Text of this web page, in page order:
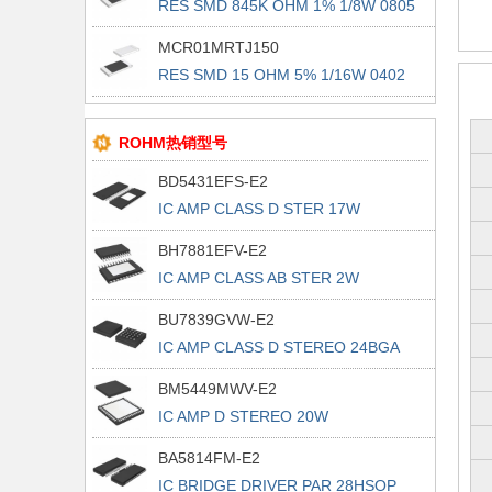
RES SMD 845K OHM 1% 1/8W 0805
MCR01MRTJ150
RES SMD 15 OHM 5% 1/16W 0402
ROHM热销型号
BD5431EFS-E2
IC AMP CLASS D STER 17W
44HTSSOP
BH7881EFV-E2
IC AMP CLASS AB STER 2W
24HTSSOP
BU7839GVW-E2
IC AMP CLASS D STEREO 24BGA
BM5449MWV-E2
IC AMP D STEREO 20W
UQFN056V7070
BA5814FM-E2
IC BRIDGE DRIVER PAR 28HSOP